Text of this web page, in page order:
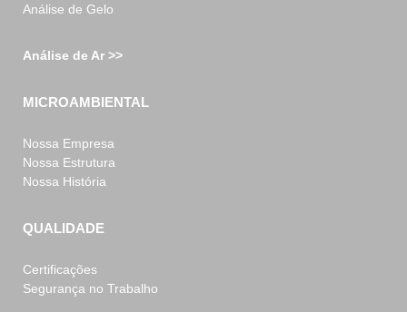
Análise de Gelo
Análise de Ar >>
MICROAMBIENTAL
Nossa Empresa
Nossa Estrutura
Nossa História
QUALIDADE
Certificações
Segurança no Trabalho